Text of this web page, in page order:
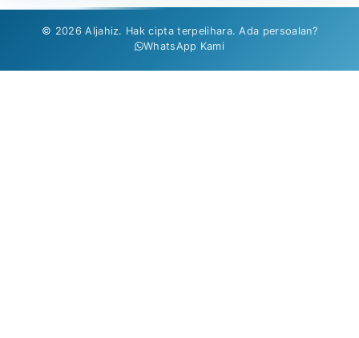
© 2026 Aljahiz. Hak cipta terpelihara. Ada persoalan?
WhatsApp Kami